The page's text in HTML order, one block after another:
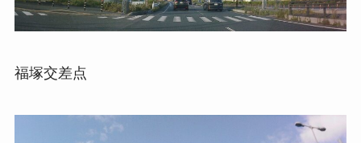
福塚交差点